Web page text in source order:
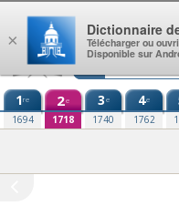
Aller au contenu
1re
1694
2e
1718
3e
1740
4e
1762
×
Dictionnaire
Télécharger ou
Disponible sur